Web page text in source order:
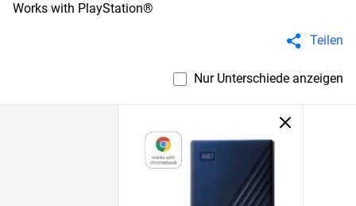
Works with PlayStation®
Teilen
Nur Unterschiede anzeigen